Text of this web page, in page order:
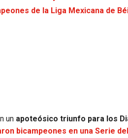
de la Liga Mexicana de
un apoteósico triunfo para los
bicampeones en una Serie